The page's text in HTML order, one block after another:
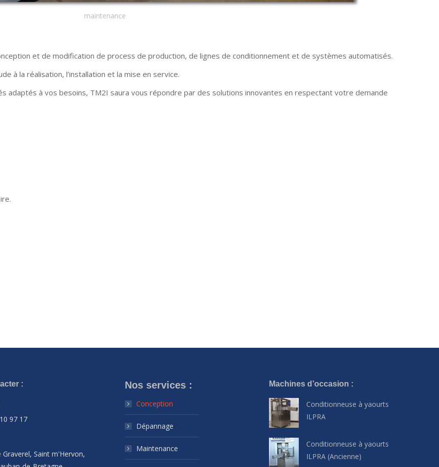
maintenance
et de modification de process de production, de lignes de conditionnement et de systèmes automatisés.
à la réalisation, l’installation et la mise en service.
adaptés à vos besoins, TM2I saura vous répondre par des solutions innovantes en respectant votre demande
:
97 17
Graverel, Saint m'Hervon,
Nos services :
Conception
Dépannage
Maintenance
Machines d’occasion :
Conditionneuse à yaourts
ILPRA
Conditionneuse à yaourts
ILPRA (Ancienne)